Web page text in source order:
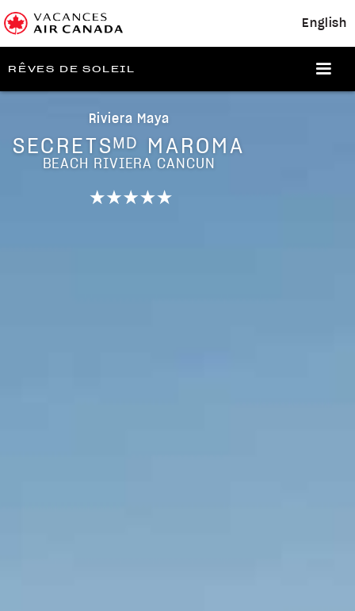
English
RÊVES DE SOLEIL
Riviera Maya
SECRETSᴹᴰ MAROMA
BEACH RIVIERA CANCUN